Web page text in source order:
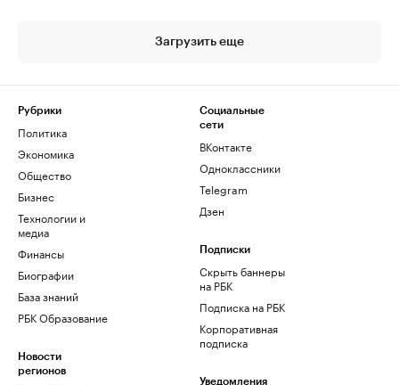
Загрузить еще
Рубрики
Политика
Экономика
Общество
Бизнес
Технологии и
медиа
Финансы
Биографии
База знаний
РБК Образование
Новости
регионов
Социальные
сети
ВКонтакте
Одноклассники
Telegram
Дзен
Подписки
Скрыть баннеры
на РБК
Подписка на РБК
Корпоративная
подписка
Уведомления